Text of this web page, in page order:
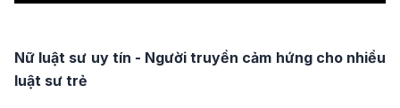
Nữ luật sư uy tín - Người truyền cảm hứng cho nhiều
luật sư trẻ